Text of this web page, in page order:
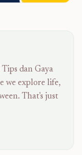
dan Gaya
we explore life,
That's just